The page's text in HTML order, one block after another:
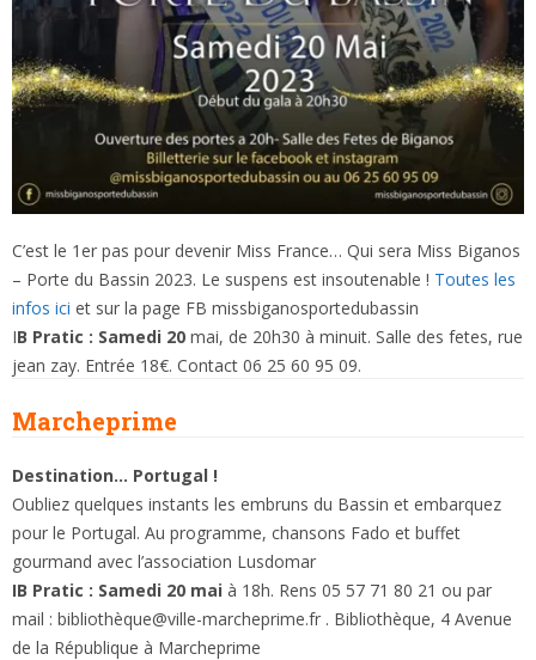
C’est le 1er pas pour devenir Miss France… Qui sera Miss Biganos
– Porte du Bassin 2023. Le suspens est insoutenable ! Toutes les
infos ici et sur la page FB missbiganosportedubassin
IB Pratic : Samedi 20 mai, de 20h30 à minuit. Salle des fetes, rue
jean zay. Entrée 18€. Contact 06 25 60 95 09.
Marcheprime
Destination… Portugal !
Oubliez quelques instants les embruns du Bassin et embarquez
pour le Portugal. Au programme, chansons Fado et buffet
gourmand avec l’association Lusdomar
IB Pratic : Samedi 20 mai à 18h. Rens 05 57 71 80 21 ou par
mail : bibliothèque@ville-marcheprime.fr . Bibliothèque, 4 Avenue
de la République à Marcheprime